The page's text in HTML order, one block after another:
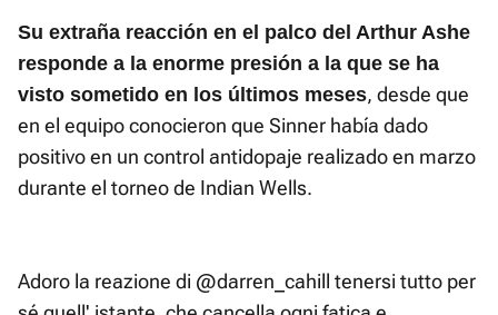
Su extraña reacción en el palco del Arthur Ashe
responde a la enorme presión a la que se ha
visto sometido en los últimos meses, desde que
en el equipo conocieron que Sinner había dado
positivo en un control antidopaje realizado en marzo
durante el torneo de Indian Wells.
Adoro la reazione di @darren_cahill tenersi tutto per